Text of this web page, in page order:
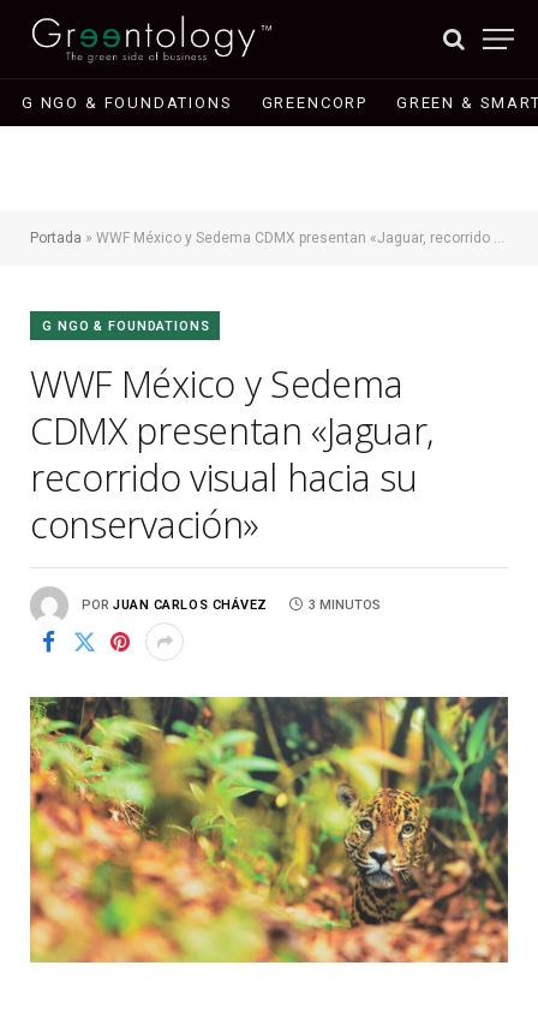
G NGO & FOUNDATIONS GREENCORP GREEN &
Portada » WWF México y Sedema CDMX presentan «Jaguar, recorrido visual hacia su conservación»
G NGO & FOUNDATIONS
WWF México y Sedema
CDMX presentan «Jaguar,
recorrido visual hacia su
conservación»
POR JUAN CARLOS CHÁVEZ 3 MINUTOS